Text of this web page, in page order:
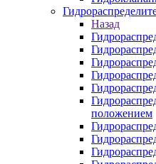
Назад
положением